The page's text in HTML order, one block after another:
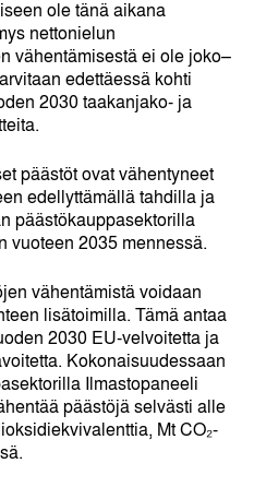
ole tänä aikana
nettonielun
vähentämisestä ei ole joko–
edettäessä kohti
2030 taakanjako- ja
päästöt ovat vähentyneet
edellyttämällä tahdilla ja
päästökauppasektorilla
vuoteen 2035 mennessä.
vähentämistä voidaan
lisätoimilla. Tämä antaa
2030 EU-velvoitetta ja
Kokonaisuudessaan
Ilmastopaneeli
päästöjä selvästi alle
Mt CO₂-